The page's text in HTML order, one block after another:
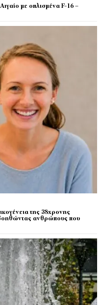
με οπλισμένα F-16 –
της 38χρονης
ανθρώπους που